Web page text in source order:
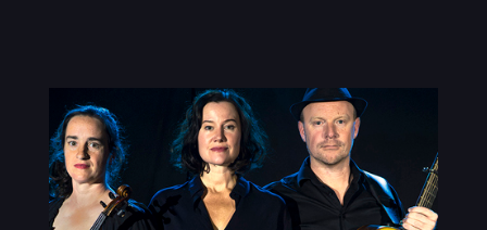
Lovnér, musikchef och konstnärlig ledare
för Nordiska Kammarorkestern.